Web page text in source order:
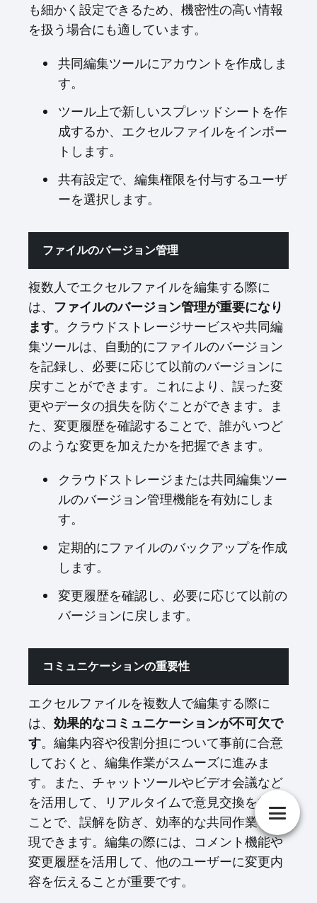
も細かく設定できるため、機密性の高い情報
を扱う場合にも適しています。
共同編集ツールにアカウントを作成しま
す。
ツール上で新しいスプレッドシートを作
成するか、エクセルファイルをインポー
トします。
共有設定で、編集権限を付与するユーザ
ーを選択します。
ファイルのバージョン管理
複数人でエクセルファイルを編集する際に
は、 ファイルのバージョン管理が重要になり
ます。クラウドストレージサービスや共同編
集ツールは、自動的にファイルのバージョン
を記録し、必要に応じて以前のバージョンに
戻すことができます。これにより、誤った変
更やデータの損失を防ぐことができます。ま
た、変更履歴を確認することで、誰がいつど
のような変更を加えたかを把握できます。
クラウドストレージまたは共同編集ツー
ルのバージョン管理機能を有効にしま
す。
定期的にファイルのバックアップを作成
します。
変更履歴を確認し、必要に応じて以前の
バージョンに戻します。
コミュニケーションの重要性
エクセルファイルを複数人で編集する際に
は、 効果的なコミュニケーションが不可欠で
す。編集内容や役割分担について事前に合意
しておくと、編集作業がスムーズに進みま
す。また、チャットツールやビデオ会議など
を活用して、リアルタイムで意見交換を行う
ことで、誤解を防ぎ、効率的な共同作業を実
現できます。編集の際には、コメント機能や
変更履歴を活用して、他のユーザーに変更内
容を伝えることが重要です。